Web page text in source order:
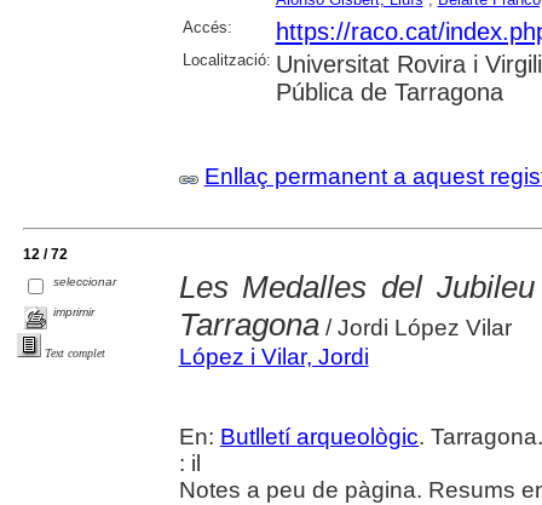
Accés:
https://raco.cat/
Localització: Universitat Rovira i
Pública de Tarragona
Enllaç permanent a aquest
12 / 72
seleccionar
imprimir
Text complet
Les Medalles del
Tarragona/ Jordi López Vilar
López i Vilar, Jordi
En: Butlletí arqueològic.
: il
Notes a peu de pàgina. Resums